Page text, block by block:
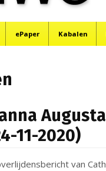
ePaper Kabalen
11-2020)
van